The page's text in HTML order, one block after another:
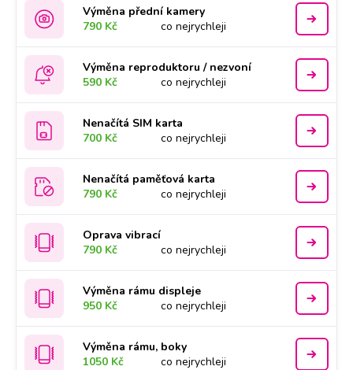
Výměna přední kamery
790 Kč
co nejrychleji
Výměna reproduktoru / nezvoní
590 Kč
co nejrychleji
Nenačítá SIM karta
700 Kč
co nejrychleji
Nenačítá paměťová karta
790 Kč
co nejrychleji
Oprava vibrací
790 Kč
co nejrychleji
Výměna rámu displeje
950 Kč
co nejrychleji
Výměna rámu, boky
1050 Kč
co nejrychleji